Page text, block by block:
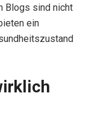
Blogs sind nicht
ein